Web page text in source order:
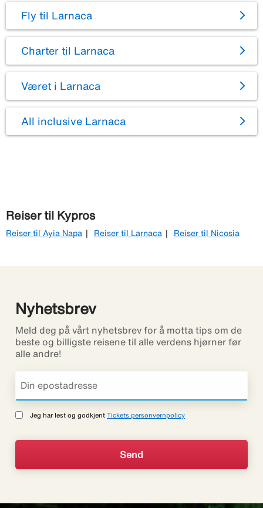
Fly til Larnaca
Charter til Larnaca
Været i Larnaca
All inclusive Larnaca
Reiser til Kypros
Reiser til Ayia Napa Reiser til Larnaca Reiser til Nicosia
Nyhetsbrev
Meld deg på vårt nyhetsbrev for å motta tips om de
beste og billigste reisene til alle verdens hjørner før
alle andre!
Jeg har lest og godkjent Tickets personvernpolicy